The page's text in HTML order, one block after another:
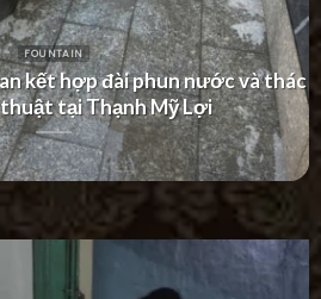
FOUNTAIN
hiện đại tại Khu Dân Cư Hà Đô
Villa